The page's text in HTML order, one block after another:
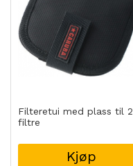
Filteretui med plass til 2
filtre
Kjøp